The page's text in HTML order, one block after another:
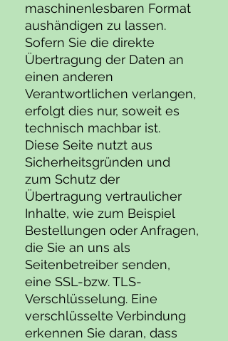
maschinenlesbaren Format
aushändigen zu lassen.
Sofern Sie die direkte
Übertragung der Daten an
einen anderen
Verantwortlichen verlangen,
erfolgt dies nur, soweit es
technisch machbar ist.
Diese Seite nutzt aus
Sicherheitsgründen und
zum Schutz der
Übertragung vertraulicher
Inhalte, wie zum Beispiel
Bestellungen oder Anfragen,
die Sie an uns als
Seitenbetreiber senden,
eine SSL-bzw. TLS-
Verschlüsselung. Eine
verschlüsselte Verbindung
erkennen Sie daran, dass